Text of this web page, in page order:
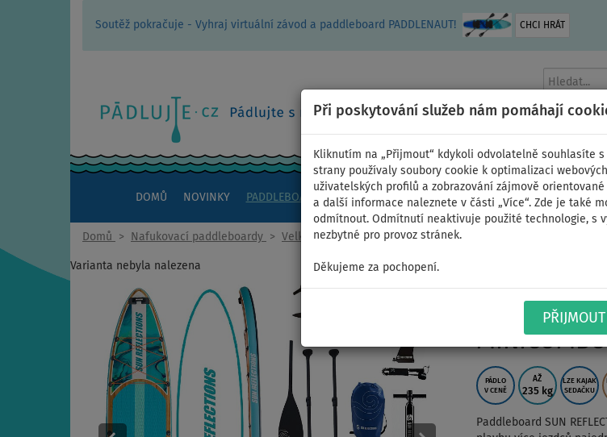
Soutěž pokračuje - Vyhraj virtuální závod a paddleboard PADDLENAUT! CHCI HRÁT
Při poskytování služeb nám pomáhají
Kliknutím na „Přijmout“ kdykoli odvolatelně souhlasíte
strany používaly soubory cookie k optimalizaci
uživatelských profilů a zobrazování zájmově
a další informace naleznete v části „Více“. Zde je také
odmítnout. Odmítnutí neaktivuje použité technologie, s
nezbytné pro provoz stránek.
Děkujeme za pochopení.
DOMŮ NOVINKY PADDLEBOARDY KAJAKY ČLUNY A MOTORY PÁDLA PLACHTY
Domů > Nafukovací paddleboardy > Velké rodinné
Varianta nebyla nalezena
PÁDLO
V CENĚ
AŽ
235 kg
LZE KAJAK
SEDAČKU
Paddleboard SUN